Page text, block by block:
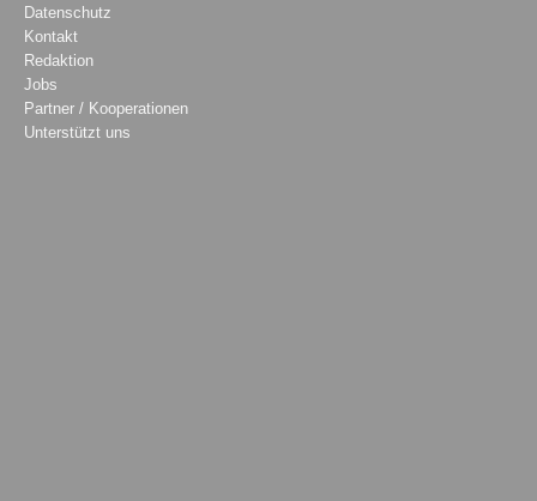
Datenschutz
Kontakt
Redaktion
Jobs
Partner / Kooperationen
Unterstützt uns